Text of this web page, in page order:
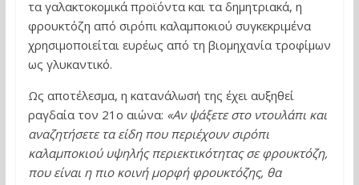
τα γαλακτοκομικά προϊόντα και τα δημητριακά, η
φρουκτόζη από σιρόπι καλαμποκιού συγκεκριμένα
χρησιμοποιείται ευρέως από τη βιομηχανία τροφίμων
ως γλυκαντικό.
Ως αποτέλεσμα, η κατανάλωσή της έχει αυξηθεί
ραγδαία τον 21ο αιώνα: «Αν ψάξετε στο ντουλάπι και
αναζητήσετε τα είδη που περιέχουν σιρόπι
καλαμποκιού υψηλής περιεκτικότητας σε φρουκτόζη,
που είναι η πιο κοινή μορφή φρουκτόζης, θα